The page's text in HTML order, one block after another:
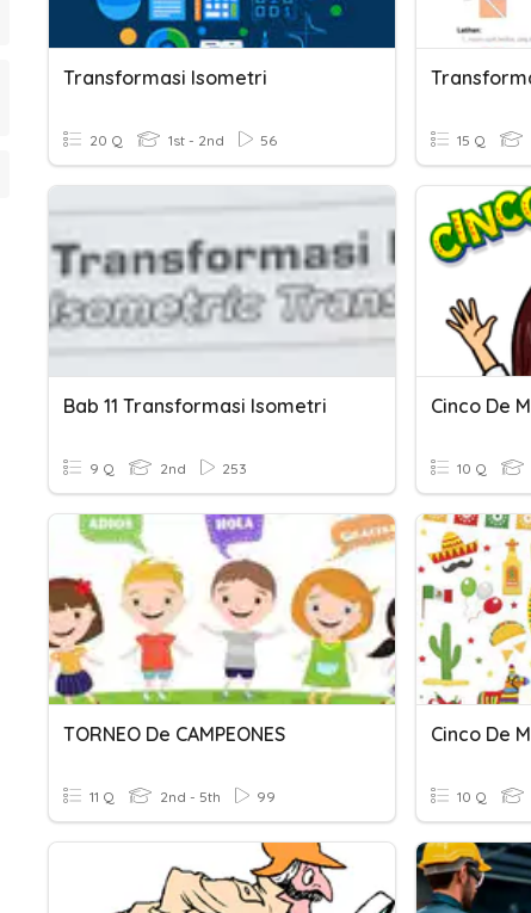
Transformasi Isometri
20 Q 1st - 2nd 56 15 Q
Bab 11 Transformasi Isometri
9 Q 2nd 253
Cinco De
10 Q
TORNEO De CAMPEONES
11 Q 2nd - 5th 99
Cinco De
10 Q